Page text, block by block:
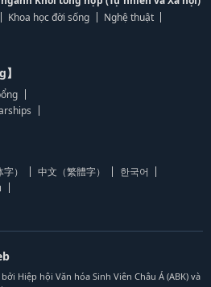
Khoa học đời sống
Nghệ thuật
） 中文（繁體字）
한국어
Hiệp hội Văn hóa Sinh Viên Châu Á (ABK) và